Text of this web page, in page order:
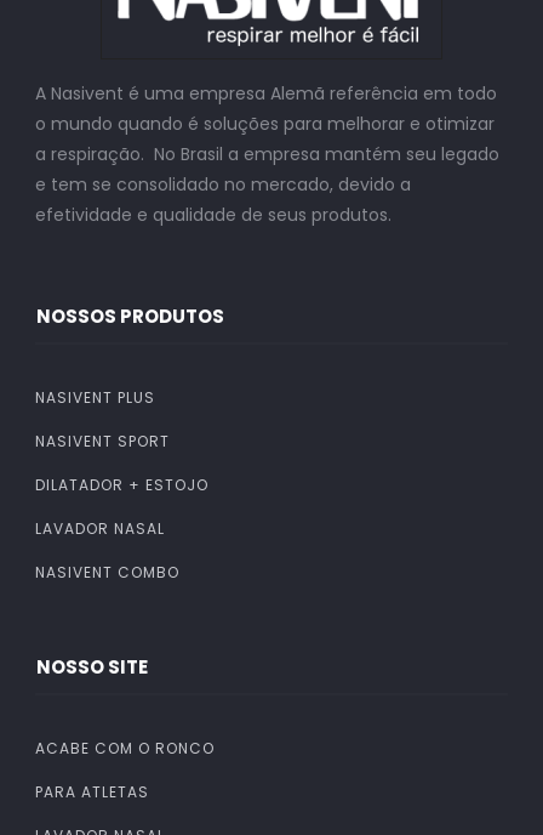
A Nasivent é uma empresa Alemã referência em todo
o mundo quando é soluções para melhorar e otimizar
a respiração. No Brasil a empresa mantém seu legado
e tem se consolidado no mercado, devido a
efetividade e qualidade de seus produtos.
NOSSOS PRODUTOS
NASIVENT PLUS
NASIVENT SPORT
DILATADOR + ESTOJO
LAVADOR NASAL
NASIVENT COMBO
NOSSO SITE
ACABE COM O RONCO
PARA ATLETAS